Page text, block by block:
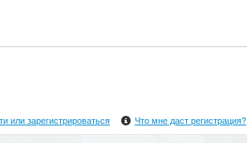
или зарегистрироваться Что мне даст регистрация?